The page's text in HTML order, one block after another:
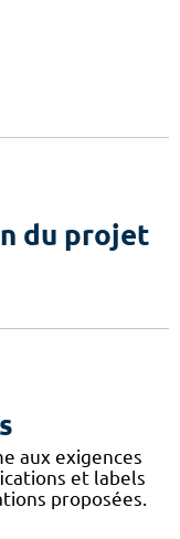
du projet
aux exigences
et labels
proposées.